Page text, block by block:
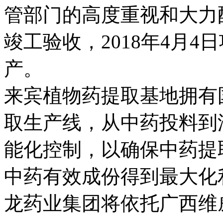
管部门的高度重视和大
竣工验收，2018年4月4
产。
来宾植物药提取基地拥
取生产线，从中药投料
能化控制，以确保中药
中药有效成份得到最大
龙药业集团将依托广西